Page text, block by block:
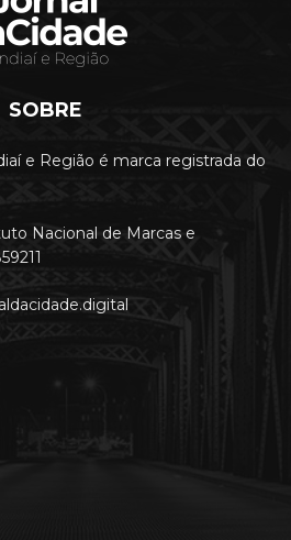
SOBRE
e Região é marca registrada do
Nacional de Marcas e